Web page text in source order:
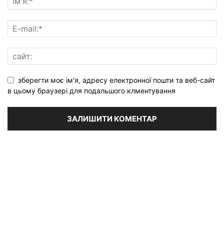
зберегти моє ім'я, адресу електронної пошти та веб-сайт
в цьому браузері для подальшого клментування